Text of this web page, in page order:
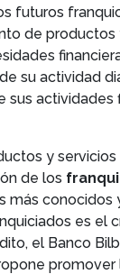
futuros
de productos
su actividad
sus actividades
y
de los
más conocidos
es el
el Banco
promover